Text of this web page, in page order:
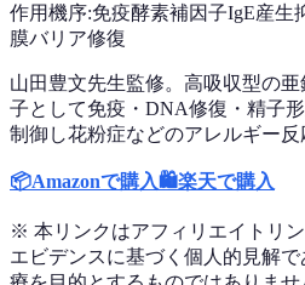
作用機序:免疫酵素補因子IgE産生
膜バリア修復
山田豊文先生監修。高吸収型の
子として免疫・DNA修復・精子
制御し花粉症などのアレルギー反
📦Amazonで購入🛍️楽天で購入
※ 本リンクはアフィリエイトリ
エビデンスに基づく個人的見解